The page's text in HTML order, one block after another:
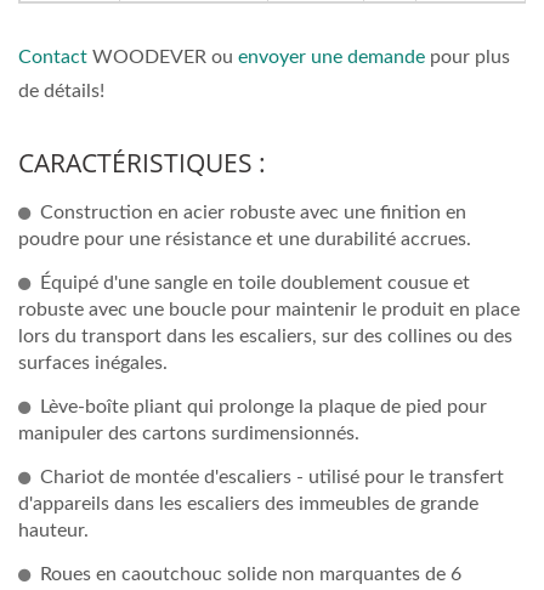
Contact WOODEVER ou envoyer une demande pour plus
de détails!
CARACTÉRISTIQUES :
Construction en acier robuste avec une finition en
poudre pour une résistance et une durabilité accrues.
Équipé d'une sangle en toile doublement cousue et
robuste avec une boucle pour maintenir le produit en place
lors du transport dans les escaliers, sur des collines ou des
surfaces inégales.
Lève-boîte pliant qui prolonge la plaque de pied pour
manipuler des cartons surdimensionnés.
Chariot de montée d'escaliers - utilisé pour le transfert
d'appareils dans les escaliers des immeubles de grande
hauteur.
Roues en caoutchouc solide non marquantes de 6